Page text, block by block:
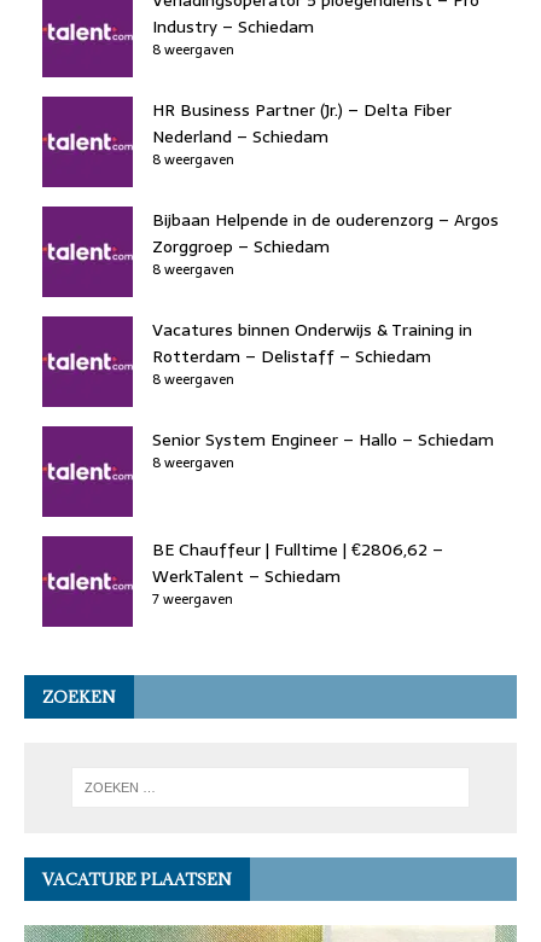
Industry – Schiedam
8 weergaven
HR Business Partner (Jr.) – Delta Fiber
Nederland – Schiedam
8 weergaven
Bijbaan Helpende in de ouderenzorg – Argos
Zorggroep – Schiedam
8 weergaven
Vacatures binnen Onderwijs & Training in
Rotterdam – Delistaff – Schiedam
8 weergaven
Senior System Engineer – Hallo – Schiedam
8 weergaven
BE Chauffeur | Fulltime | €2806,62 –
WerkTalent – Schiedam
7 weergaven
ZOEKEN
VACATURE PLAATSEN